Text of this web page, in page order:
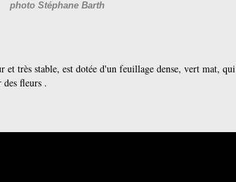
photo Stéphane Barth
et très stable, est dotée d'un feuillage dense, vert mat, qui
des fleurs .